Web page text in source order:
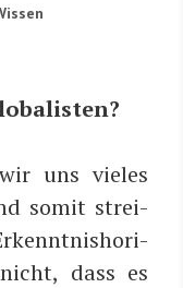
uns vie­les
somit strei­
dass es